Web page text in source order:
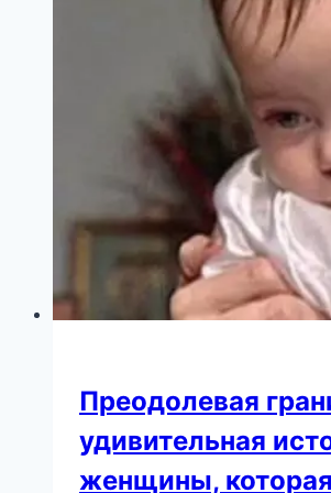
поставила
место
Преодолевая
удивительная
женщины,